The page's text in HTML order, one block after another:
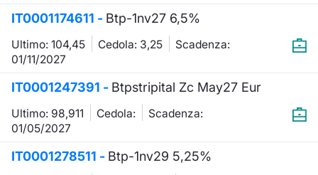
IT0001174611 - Btp-1nv27 6,5%
Ultimo: 104,45 Cedola: 3,25
Scadenza:
01/11/2027
IT0001247391 - Btpstripital Zc May27 Eur
Ultimo: 98,911 Cedola:
Scadenza:
01/05/2027
IT0001278511 - Btp-1nv29 5,25%
KID/PRIIPs
Listing Sponsor Euronext Access
Segmento ESG
Mercato Fixed Income
Notizie e Formazione
Chi siamo